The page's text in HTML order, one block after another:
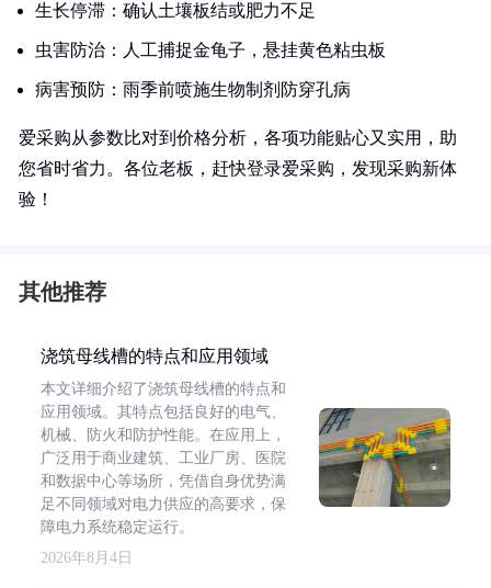
生长停滞：确认土壤板结或肥力不足
虫害防治：人工捕捉金龟子，悬挂黄色粘虫板
病害预防：雨季前喷施生物制剂防穿孔病
爱采购从参数比对到价格分析，各项功能贴心又实用，助
您省时省力。各位老板，赶快登录爱采购，发现采购新体
验！
其他推荐
浇筑母线槽的特点和应用领域
本文详细介绍了浇筑母线槽的特点和
应用领域。其特点包括良好的电气、
机械、防火和防护性能。在应用上，
广泛用于商业建筑、工业厂房、医院
和数据中心等场所，凭借自身优势满
足不同领域对电力供应的高要求，保
障电力系统稳定运行。
2026年8月4日